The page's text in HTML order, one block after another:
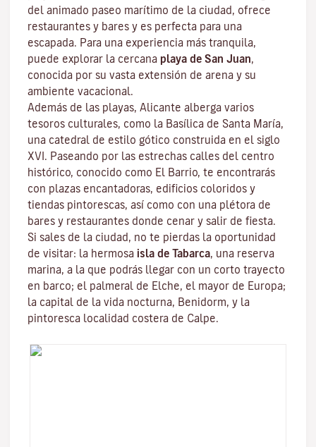
del animado paseo marítimo de la ciudad, ofrece
restaurantes y bares y es perfecta para una
escapada. Para una experiencia más tranquila,
puede explorar la cercana playa de San Juan,
conocida por su vasta extensión de arena y su
ambiente vacacional.
Además de las playas, Alicante alberga varios
tesoros culturales, como la Basílica de Santa María,
una catedral de estilo gótico construida en el siglo
XVI. Paseando por las estrechas calles del centro
histórico, conocido como El Barrio, te encontrarás
con plazas encantadoras, edificios coloridos y
tiendas pintorescas, así como con una plétora de
bares y restaurantes donde cenar y salir de fiesta.
Si sales de la ciudad, no te pierdas la oportunidad
de visitar: la hermosa isla de Tabarca, una reserva
marina, a la que podrás llegar con un corto trayecto
en barco; el palmeral de Elche, el mayor de Europa;
la capital de la vida nocturna, Benidorm, y la
pintoresca localidad costera de Calpe.